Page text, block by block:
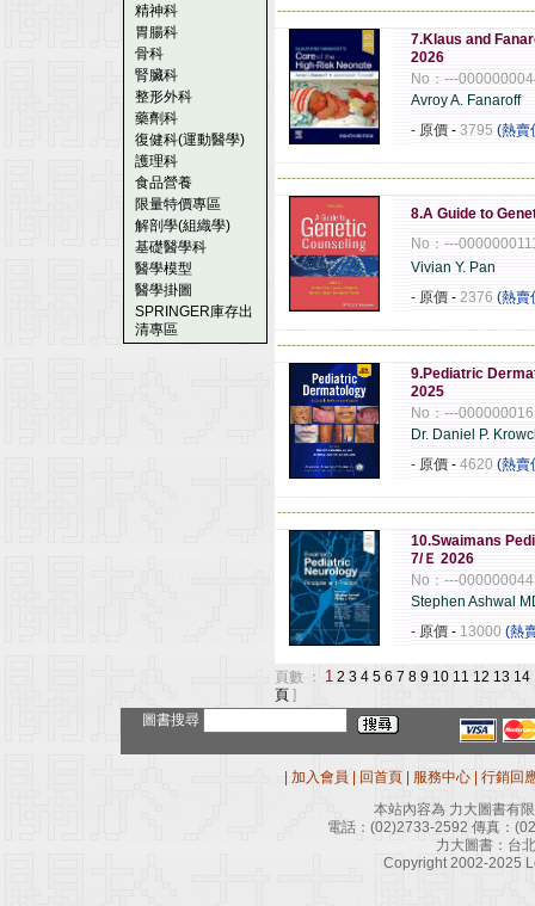
精神科
胃腸科
骨科
腎臟科
整形外科
藥劑科
復健科(運動醫學)
護理科
食品營養
限量特價專區
解剖學(組織學)
基礎醫學科
醫學模型
醫學掛圖
SPRINGER庫存出
清專區
7.Klaus and
2026
No：---
Avroy A. Fanaroff
- 原價 - 3795 (熱賣
8.A Guide to
No：---
Vivian Y. Pan
- 原價 - 2376 (熱賣
9.Pediatric
2025
No：---
Dr. Daniel P.
- 原價 - 4620 (熱賣
10.Swaimans
7/Ｅ 2026
No：---
Stephen Ashwal
- 原價 - 13000 (熱
頁數 ： 1 2 3 4 5 6 7 8 9 10 11 12 13 14
頁 ]
圖書搜尋
加入會員 回首頁 服務中心
行銷回
本站內容為 力大圖書有
電話： (02)2733-2592 傳真：
力大圖書：台
Copyright 2002-2025